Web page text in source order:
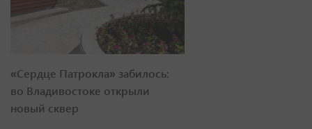
«Сердце Патрокла» забилось:
во Владивостоке открыли
новый сквер